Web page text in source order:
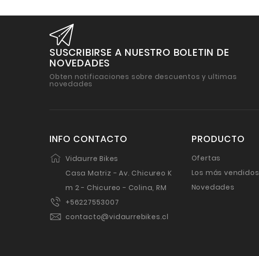
SUSCRIBIRSE A NUESTRO BOLETIN DE
NOVEDADES
Obten notificaciones sobre descuentos y ultimas
novedades
INFO CONTACTO
Vidaurre Bikes
Casa Matriz - Av. Chicureo K
m 2 - Chicureo - Colina, RM
+56227553007
contacto@vidaurrebikes.cl
PRODUCTO
Ofertas
Los más vendidos
Novedades